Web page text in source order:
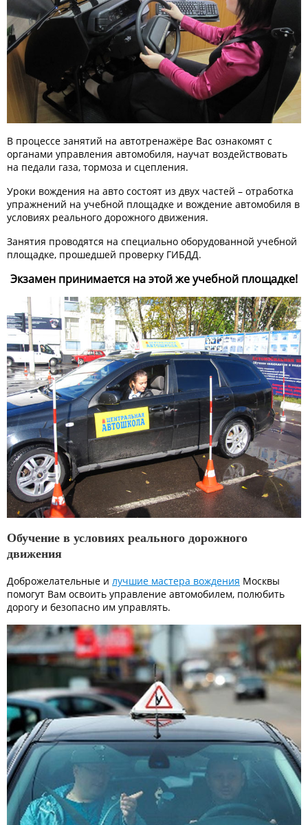
В процессе занятий на автотренажёре Вас ознакомят с
органами управления автомобиля, научат воздействовать
на педали газа, тормоза и сцепления.
Уроки вождения на авто состоят из двух частей – отработка
упражнений на учебной площадке и вождение автомобиля в
условиях реального дорожного движения.
Занятия проводятся на специально оборудованной учебной
площадке, прошедшей проверку ГИБДД.
Экзамен принимается на этой же учебной площадке!
Обучение в условиях реального дорожного
движения
Доброжелательные и лучшие мастера вождения Москвы
помогут Вам освоить управление автомобилем, полюбить
дорогу и безопасно им управлять.